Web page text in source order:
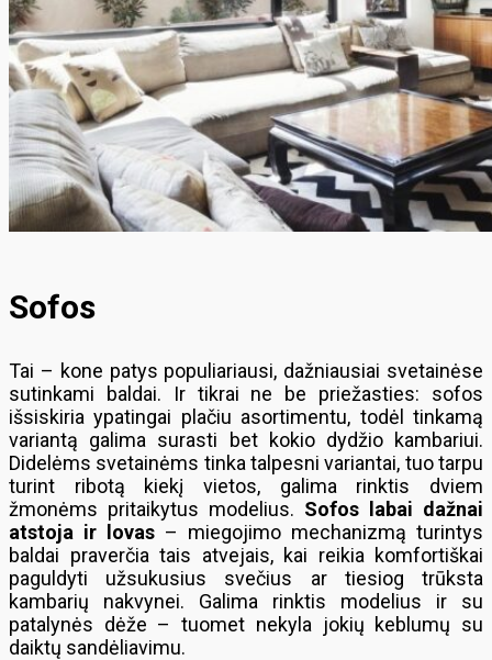
Sofos
Tai – kone patys populiariausi, dažniausiai svetainėse
sutinkami baldai. Ir tikrai ne be priežasties: sofos
išsiskiria ypatingai plačiu asortimentu, todėl tinkamą
variantą galima surasti bet kokio dydžio kambariui.
Didelėms svetainėms tinka talpesni variantai, tuo tarpu
turint ribotą kiekį vietos, galima rinktis dviem
žmonėms pritaikytus modelius. Sofos labai dažnai
atstoja ir lovas – miegojimo mechanizmą turintys
baldai praverčia tais atvejais, kai reikia komfortiškai
paguldyti užsukusius svečius ar tiesiog trūksta
kambarių nakvynei. Galima rinktis modelius ir su
patalynės dėže – tuomet nekyla jokių keblumų su
daiktų sandėliavimu.